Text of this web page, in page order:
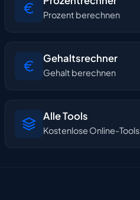
Prozent berechnen
Gehaltsrechner
Gehalt berechnen
Alle Tools
Kostenlose Online-Tools